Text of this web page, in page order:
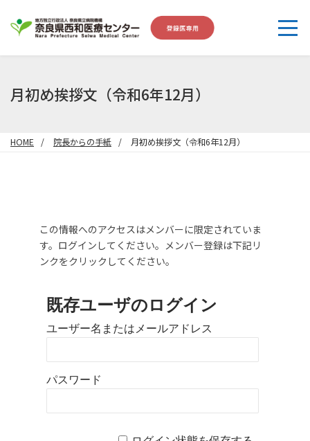
月初め挨拶文（令和6年12月）
HOME 院長からの手紙 月初め挨拶文（令和6年12月）
この情報へのアクセスはメンバーに限定されていま
す。ログインしてください。メンバー登録は下記リ
ンクをクリックしてください。
既存ユーザのログイン
ユーザー名またはメールアドレス
パスワード